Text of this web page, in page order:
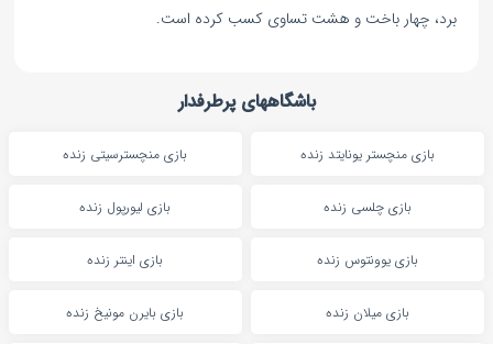
برد، چهار باخت و هشت تساوی کسب کرده است.
باشگاههای پرطرفدار
بازی منچستر یونایتد زنده بازی منچسترسیتی زنده
بازی چلسی زنده بازی لیورپول زنده
بازی یوونتوس زنده بازی اینتر زنده
بازی میلان زنده بازی بایرن مونیخ زنده